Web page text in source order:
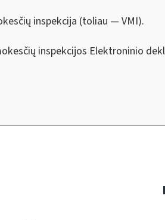
inspekcija (toliau — VMI).
inspekcijos Elektroninio